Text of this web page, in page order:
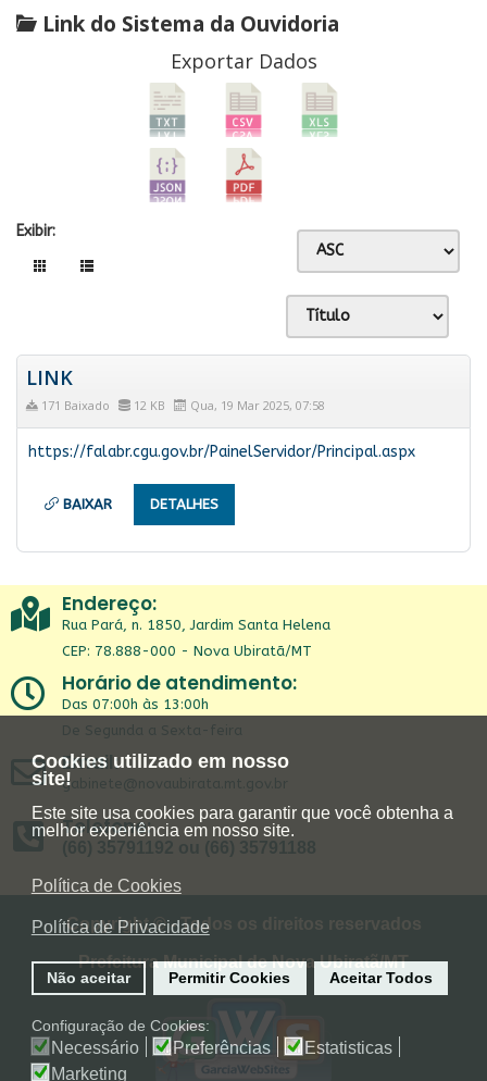
Cookies utilizado em nosso
site!
Este site usa cookies para garantir que você obtenha a
melhor experiência em nosso site.
Política de Cookies
Política de Privacidade
Não aceitar Permitir Cookies Aceitar Todos
Configuração de Cookies:
Necessário Preferências
Estatisticas
Marketing
Link do Sistema da Ouvidoria
Exportar Dados
Exibir:
LINK
171 Baixado 12 KB Qua, 19 Mar 2025, 07:58
https://falabr.cgu.gov.br/PainelServidor/Principal.aspx
BAIXAR DETALHES
Endereço:
Rua Pará, n. 1850, Jardim Santa Helena
CEP: 78.888-000 - Nova Ubiratã/MT
Horário de atendimento:
Das 07:00h às 13:00h
De Segunda a Sexta-feira
Email:
gabinete@novaubirata.mt.gov.br
Telefone:
(66) 35791192 ou (66) 35791188
Copyright © - Todos os direitos reservados
Prefeitura Municipal de Nova Ubiratã/MT